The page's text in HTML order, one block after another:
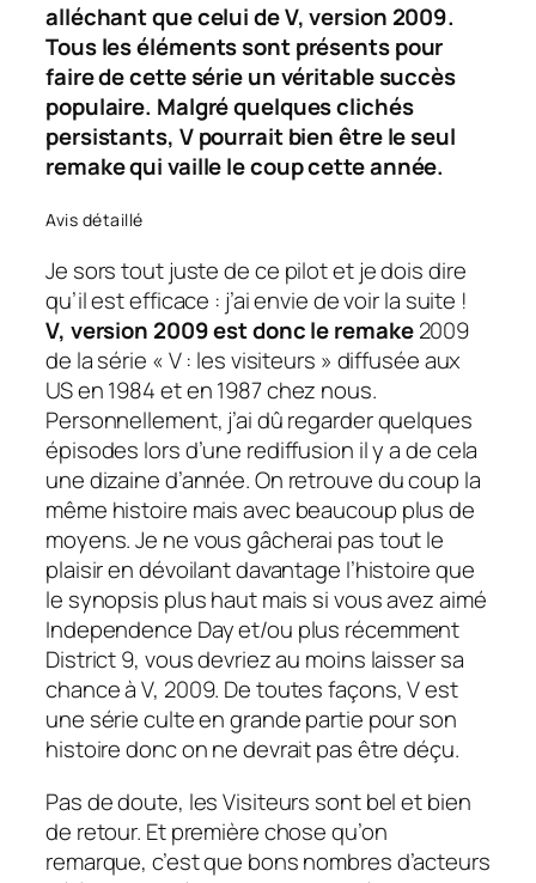
alléchant que celui de V, version 2009.
Tous les éléments sont présents pour
faire de cette série un véritable succès
populaire. Malgré quelques clichés
persistants, V pourrait bien être le seul
remakequi vaille le coup cette année.
Avis détaillé
Je sors tout juste de ce pilotet je dois dire
qu’il est efficace : j’ai envie de voir la suite !
V, version 2009 est donc leremake2009
de la série « V : les visiteurs » diffusée aux
US en 1984 et en 1987 chez nous.
Personnellement, j’ai dû regarder quelques
épisodes lors d’une rediffusion il y a de cela
une dizaine d’année. On retrouve du coup la
même histoire mais avec beaucoup plus de
moyens. Je ne vous gâcherai pas tout le
plaisir en dévoilant davantage l’histoire que
le synopsis plus haut mais si vous avez aimé
Independence Day et/ou plus récemment
District 9, vous devriez au moins laisser sa
chance à V, 2009. De toutes façons, V est
une série culte en grande partie pour son
histoire donc on ne devrait pas être déçu.
Pas de doute, les Visiteurs sont bel et bien
de retour. Et première chose qu’on
remarque, c’est que bons nombres d’acteurs